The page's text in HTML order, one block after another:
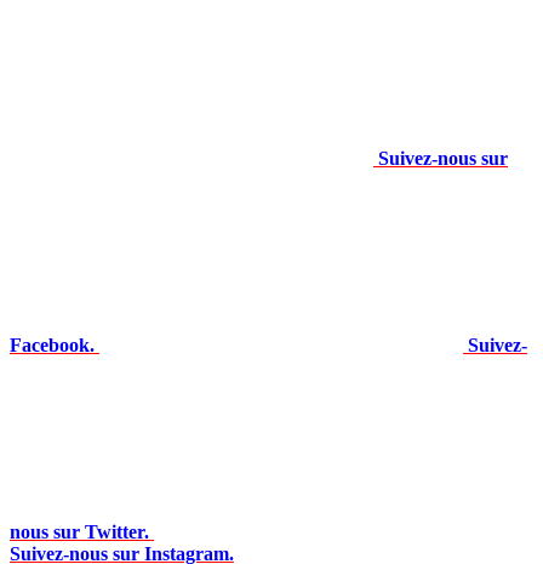
Suivez-nous sur
Facebook. Suivez-
nous sur Twitter.
Suivez-nous sur Instagram.